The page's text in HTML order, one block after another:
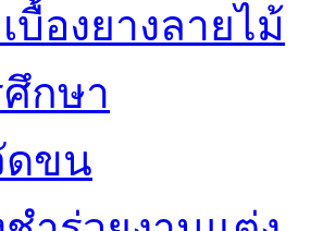
บื้องยางลายไม้
กษา
ดขน